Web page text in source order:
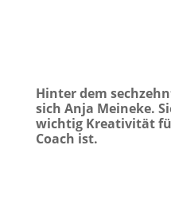
Hinter dem
sich Anja Meineke.
wichtig Kreativität
Coach ist.